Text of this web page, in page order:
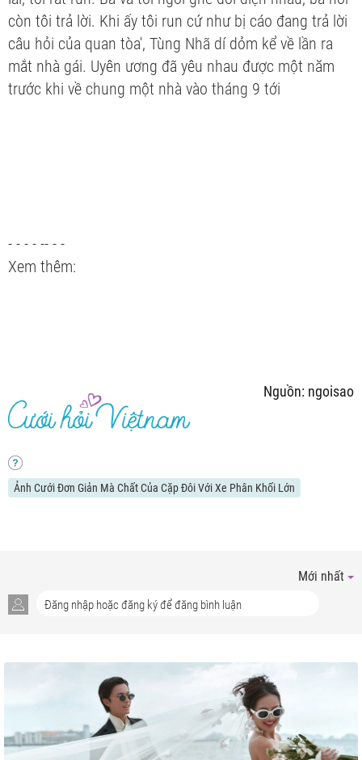
còn tôi trả lời. Khi ấy tôi run cứ như bị cáo đang trả lời
câu hỏi của quan tòa', Tùng Nhã dí dỏm kể về lần ra
mắt nhà gái. Uyên ương đã yêu nhau được một năm
trước khi về chung một nhà vào tháng 9 tới
- - - - -- - -
Xem thêm:
Nguồn: ngoisao
Ảnh Cưới Đơn Giản Mà Chất Của Cặp Đôi Với Xe Phân Khối Lớn
Mới nhất